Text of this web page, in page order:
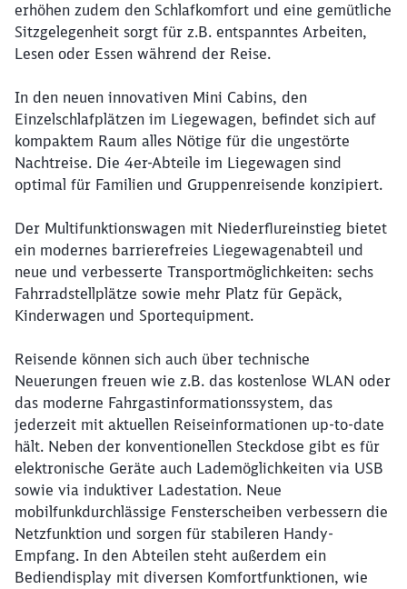
erhöhen zudem den Schlafkomfort und eine gemütliche
Sitzgelegenheit sorgt für z.B. entspanntes Arbeiten,
Lesen oder Essen während der Reise.
In den neuen innovativen Mini Cabins, den
Einzelschlafplätzen im Liegewagen, befindet sich auf
kompaktem Raum alles Nötige für die ungestörte
Nachtreise. Die 4er-Abteile im Liegewagen sind
optimal für Familien und Gruppenreisende konzipiert.
Der Multifunktionswagen mit Niederflureinstieg bietet
ein modernes barrierefreies Liegewagenabteil und
neue und verbesserte Transportmöglichkeiten: sechs
Fahrradstellplätze sowie mehr Platz für Gepäck,
Kinderwagen und Sportequipment.
Reisende können sich auch über technische
Neuerungen freuen wie z.B. das kostenlose WLAN oder
das moderne Fahrgastinformationssystem, das
jederzeit mit aktuellen Reiseinformationen up-to-date
hält. Neben der konventionellen Steckdose gibt es für
elektronische Geräte auch Lademöglichkeiten via USB
sowie via induktiver Ladestation. Neue
mobilfunkdurchlässige Fensterscheiben verbessern die
Netzfunktion und sorgen für stabileren Handy-
Empfang. In den Abteilen steht außerdem ein
Bediendisplay mit diversen Komfortfunktionen, wie
Abbrechen Weiter